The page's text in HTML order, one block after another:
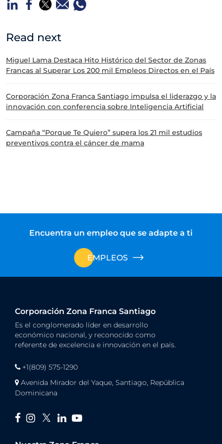
Read next
Miguel Lama Destaca Hito Histórico del Sector de Zonas
Francas al Superar Los 200 mil Empleos Directos en el País
Corporación Zona Franca Santiago impulsa el liderazgo y la
innovación con conferencia sobre Inteligencia Artificial
Campaña “Porque Te Quiero” supera los 21 mil estudios
preventivos contra el cáncer de mama
Encuentra un empleo que se adapte a ti
EMPLEOS
Corporación Zona Franca Santiago
Es el conglomerado líder en desarrollo
económico nacional, y reconocido como
referente de excelencia e innovación en el país.
+1(809) 575-1290
Avenida Mirador del Yaque, Santiago, República
Dominicana